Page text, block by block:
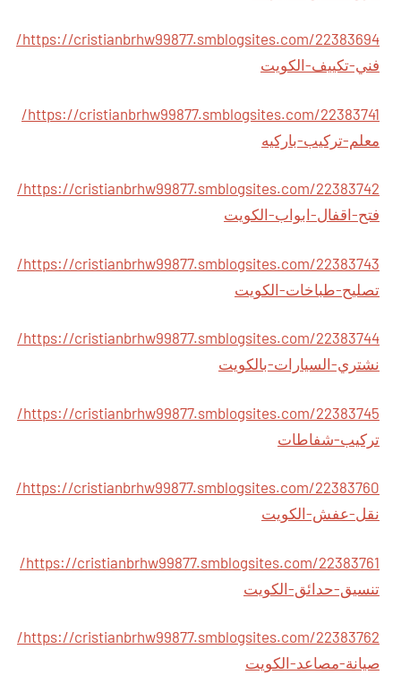
https://cristianbrhw99877.smblogsites.com/22383694/
فني-تكييف-الكويت
https://cristianbrhw99877.smblogsites.com/22383741/
معلم-تركيب-باركيه
https://cristianbrhw99877.smblogsites.com/22383742/
فتح-اقفال-ابواب-الكويت
https://cristianbrhw99877.smblogsites.com/22383743/
تصليح-طباخات-الكويت
https://cristianbrhw99877.smblogsites.com/22383744/
نشتري-السيارات-بالكويت
https://cristianbrhw99877.smblogsites.com/22383745/
تركيب-شفاطات
https://cristianbrhw99877.smblogsites.com/22383760/
نقل-عفش-الكويت
https://cristianbrhw99877.smblogsites.com/22383761/
تنسيق-حدائق-الكويت
https://cristianbrhw99877.smblogsites.com/22383762/
صيانة-مصاعد-الكويت